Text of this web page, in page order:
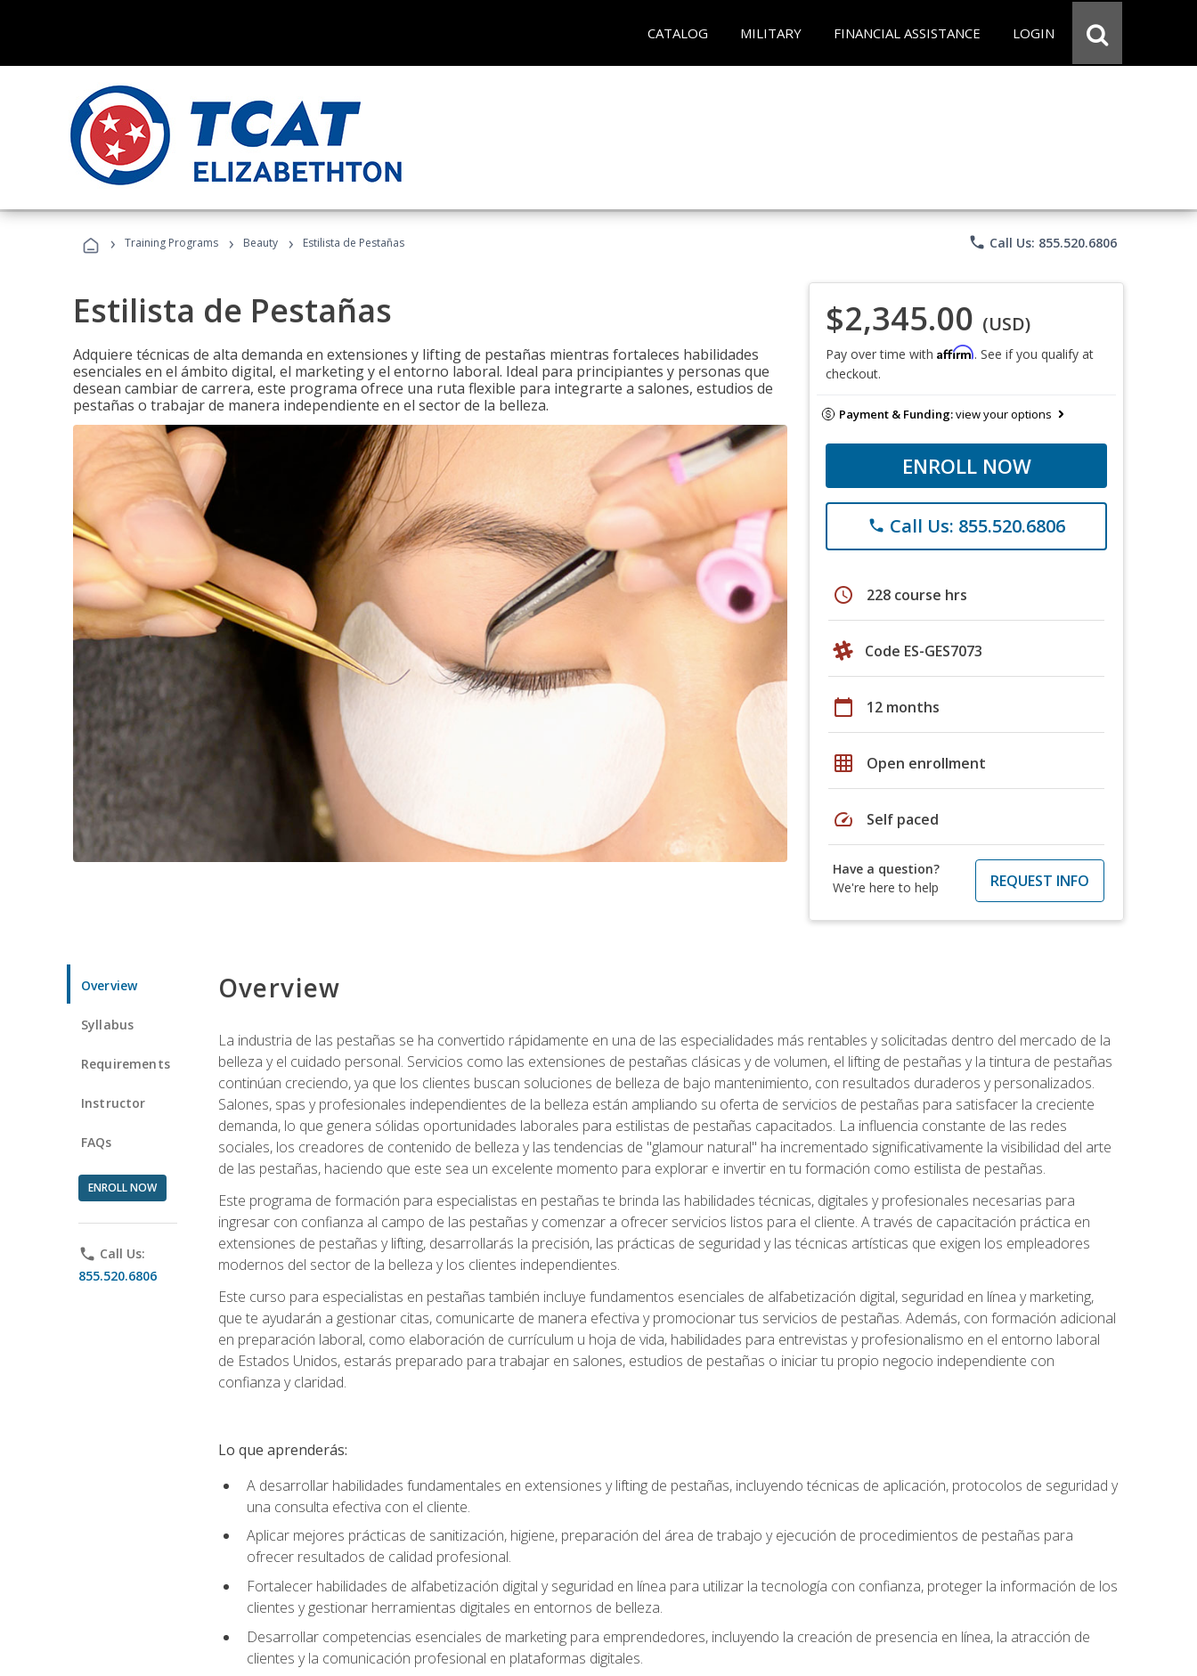
CATALOG MILITARY FINANCIAL ASSISTANCE LOGIN
› Training Programs › Beauty › Estilista de Pestañas phone Call Us: 855.520.6806
Estilista de Pestañas
Adquiere técnicas de alta demanda en extensiones y lifting de pestañas mientras fortaleces habilidades
esenciales en el ámbito digital, el marketing y el entorno laboral. Ideal para principiantes y personas que
desean cambiar de carrera, este programa ofrece una ruta flexible para integrarte a salones, estudios de
pestañas o trabajar de manera independiente en el sector de la belleza.
$2,345.00 (USD)
Pay over time with Affirm. See if you qualify at
checkout.
Payment & Funding:view your options
ENROLL NOW
phone Call Us: 855.520.6806
schedule 228 course hrs
Code ES-GES7073
calendar_today 12 months
grid_on Open enrollment
speed Self paced
Have a question?
We're here to help
REQUEST INFO
Overview
Syllabus
Requirements
Instructor
FAQs
ENROLL NOW
phone Call Us:
855.520.6806
Overview
La industria de las pestañas se ha convertido rápidamente en una de las especialidades más rentables y solicitadas dentro del mercado de la
belleza y el cuidado personal. Servicios como las extensiones de pestañas clásicas y de volumen, el lifting de pestañas y la tintura de pestañas
continúan creciendo, ya que los clientes buscan soluciones de belleza de bajo mantenimiento, con resultados duraderos y personalizados.
Salones, spas y profesionales independientes de la belleza están ampliando su oferta de servicios de pestañas para satisfacer la creciente
demanda, lo que genera sólidas oportunidades laborales para estilistas de pestañas capacitados. La influencia constante de las redes
sociales, los creadores de contenido de belleza y las tendencias de "glamour natural" ha incrementado significativamente la visibilidad del arte
de las pestañas, haciendo que este sea un excelente momento para explorar e invertir en tu formación como estilista de pestañas.
Este programa de formación para especialistas en pestañas te brinda las habilidades técnicas, digitales y profesionales necesarias para
ingresar con confianza al campo de las pestañas y comenzar a ofrecer servicios listos para el cliente. A través de capacitación práctica en
extensiones de pestañas y lifting, desarrollarás la precisión, las prácticas de seguridad y las técnicas artísticas que exigen los empleadores
modernos del sector de la belleza y los clientes independientes.
Este curso para especialistas en pestañas también incluye fundamentos esenciales de alfabetización digital, seguridad en línea y marketing,
que te ayudarán a gestionar citas, comunicarte de manera efectiva y promocionar tus servicios de pestañas. Además, con formación adicional
en preparación laboral, como elaboración de currículum u hoja de vida, habilidades para entrevistas y profesionalismo en el entorno laboral
de Estados Unidos, estarás preparado para trabajar en salones, estudios de pestañas o iniciar tu propio negocio independiente con
confianza y claridad.
Lo que aprenderás:
A desarrollar habilidades fundamentales en extensiones y lifting de pestañas, incluyendo técnicas de aplicación, protocolos de seguridad y
una consulta efectiva con el cliente.
Aplicar mejores prácticas de sanitización, higiene, preparación del área de trabajo y ejecución de procedimientos de pestañas para
ofrecer resultados de calidad profesional.
Fortalecer habilidades de alfabetización digital y seguridad en línea para utilizar la tecnología con confianza, proteger la información de los
clientes y gestionar herramientas digitales en entornos de belleza.
Desarrollar competencias esenciales de marketing para emprendedores, incluyendo la creación de presencia en línea, la atracción de
clientes y la comunicación profesional en plataformas digitales.